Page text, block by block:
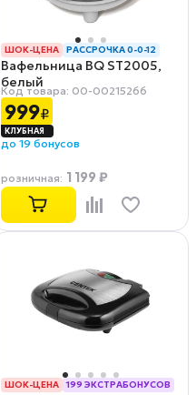
ШОК-ЦЕНА РАССРОЧКА 0-0-12
Вафельница BQ ST2005,
белый
Код товара: 00-00215266
999₽
до 19 бонусов
розничная: 1 199 ₽
ШОК-ЦЕНА
199 ЭКСТРАБОНУСОВ